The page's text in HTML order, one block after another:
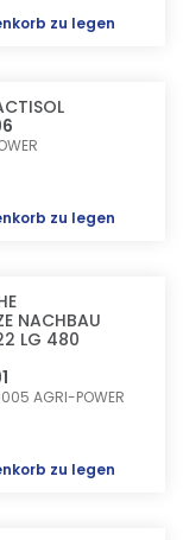
zu legen
zu legen
NACHBAU
LG 480
AGRI-POWER
zu legen